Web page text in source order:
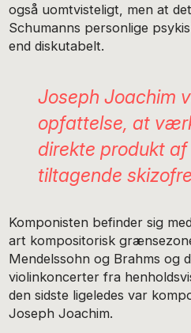
også uomtvisteligt, men at
Schumanns personlige
end diskutabelt.
Joseph Joachim
opfattelse, at
direkte produkt
tiltagende
Komponisten befinder sig
art kompositorisk
Mendelssohn og Brahms og
violinkoncerter fra
den sidste ligeledes var
Joseph Joachim.